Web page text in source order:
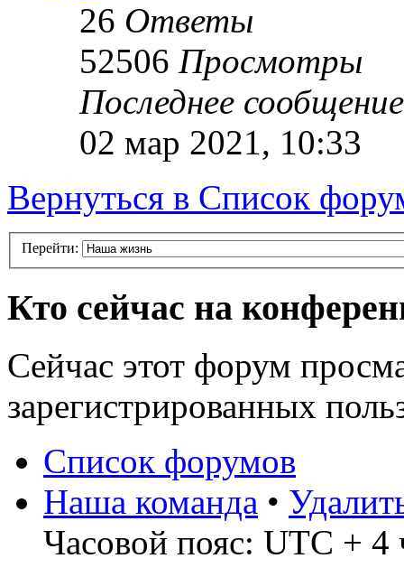
26 Ответы
52506 Просмотры
Последнее
02 мар 2021, 10:33
Вернуться в Список
Перейти:
Кто сейчас на
Сейчас этот форум
зарегистрированных
Список форумов
Наша команда •
Часовой пояс: UTC + 4